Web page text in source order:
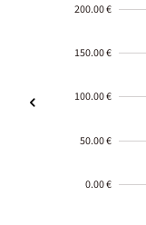
200.00 €
150.00 €
100.00 €
50.00 €
0.00 €